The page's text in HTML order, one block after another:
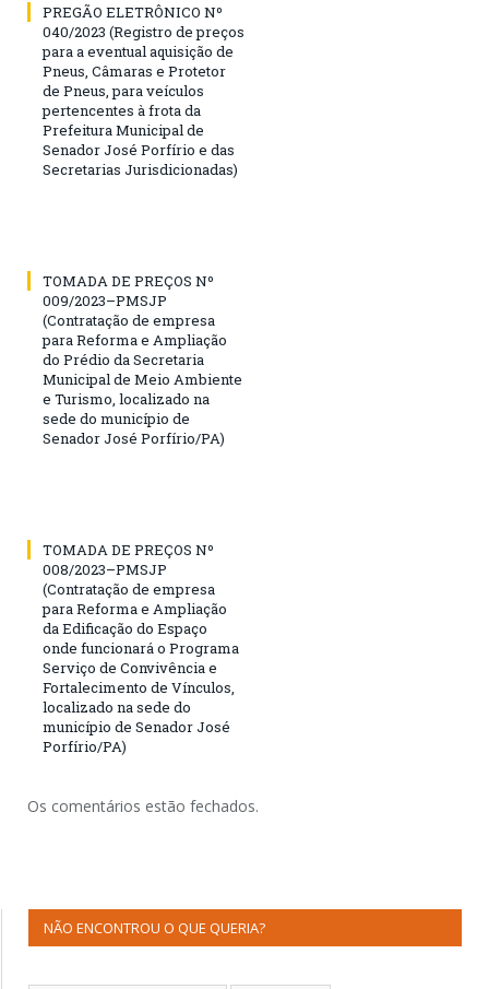
PREGÃO ELETRÔNICO Nº
040/2023 (Registro de preços
para a eventual aquisição de
Pneus, Câmaras e Protetor
de Pneus, para veículos
pertencentes à frota da
Prefeitura Municipal de
Senador José Porfírio e das
Secretarias Jurisdicionadas)
TOMADA DE PREÇOS Nº
009/2023–PMSJP
(Contratação de empresa
para Reforma e Ampliação
do Prédio da Secretaria
Municipal de Meio Ambiente
e Turismo, localizado na
sede do município de
Senador José Porfírio/PA)
TOMADA DE PREÇOS Nº
008/2023–PMSJP
(Contratação de empresa
para Reforma e Ampliação
da Edificação do Espaço
onde funcionará o Programa
Serviço de Convivência e
Fortalecimento de Vínculos,
localizado na sede do
município de Senador José
Porfírio/PA)
Os comentários estão fechados.
NÃO ENCONTROU O QUE QUERIA?